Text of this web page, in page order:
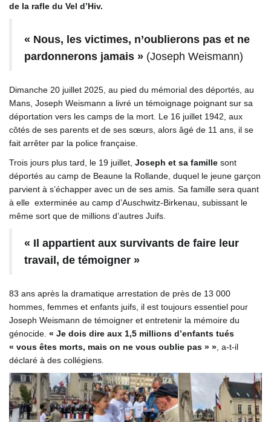
de la rafle du Vel d’Hiv.
« Nous, les victimes, n’oublierons pas et ne
pardonnerons jamais » (Joseph Weismann)
Dimanche 20 juillet 2025, au pied du mémorial des déportés, au
Mans, Joseph Weismann a livré un témoignage poignant sur sa
déportation vers les camps de la mort. Le 16 juillet 1942, aux
côtés de ses parents et de ses sœurs, alors âgé de 11 ans, il se
fait arrêter par la police française.
Trois jours plus tard, le 19 juillet, Joseph et sa famille sont
déportés au camp de Beaune la Rollande, duquel le jeune garçon
parvient à s’échapper avec un de ses amis. Sa famille sera quant
à elle exterminée au camp d’Auschwitz-Birkenau, subissant le
même sort que de millions d’autres Juifs.
« Il appartient aux survivants de faire leur
travail, de témoigner »
83 ans après la dramatique arrestation de près de 13 000
hommes, femmes et enfants juifs, il est toujours essentiel pour
Joseph Weismann de témoigner et entretenir la mémoire du
génocide. « Je dois dire aux 1,5 millions d’enfants tués
« vous êtes morts, mais on ne vous oublie pas » » , a-t-il
déclaré à des collégiens.